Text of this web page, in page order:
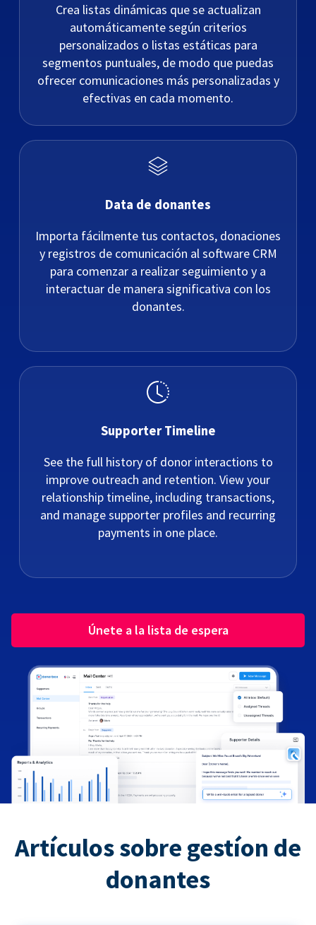
Crea listas dinámicas que se actualizan
automáticamente según criterios
personalizados o listas estáticas para
segmentos puntuales, de modo que puedas
ofrecer comunicaciones más personalizadas y
efectivas en cada momento.
Data de donantes
Importa fácilmente tus contactos, donaciones
y registros de comunicación al software CRM
para comenzar a realizar seguimiento y a
interactuar de manera significativa con los
donantes.
Supporter Timeline
See the full history of donor interactions to
improve outreach and retention. View your
relationship timeline, including transactions,
and manage supporter profiles and recurring
payments in one place.
Únete a la lista de espera
Artículos sobre gestíon de
donantes